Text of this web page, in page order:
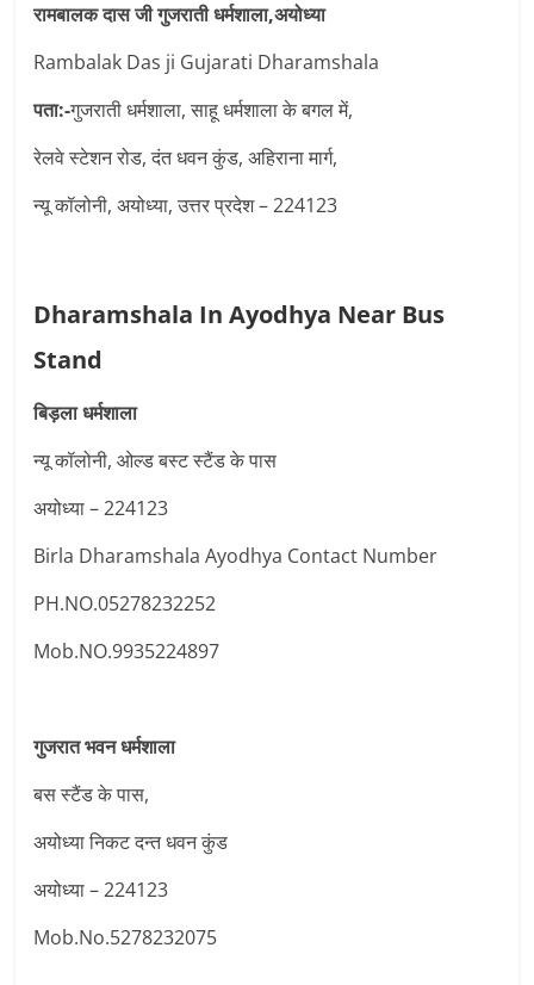
रामबालक दास जी गुजराती धर्मशाला,अयोध्या
Rambalak Das ji Gujarati Dharamshala
पता:-गुजराती धर्मशाला, साहू धर्मशाला के बगल में,
रेलवे स्टेशन रोड, दंत धवन कुंड, अहिराना मार्ग,
न्यू कॉलोनी, अयोध्या, उत्तर प्रदेश – 224123
Dharamshala In Ayodhya Near Bus
Stand
बिड़ला धर्मशाला
न्यू कॉलोनी, ओल्ड बस्ट स्टैंड के पास
अयोध्या – 224123
Birla Dharamshala Ayodhya Contact Number
PH.NO.05278232252
Mob.NO.9935224897
गुजरात भवन धर्मशाला
बस स्टैंड के पास,
अयोध्या निकट दन्त धवन कुंड
अयोध्या – 224123
Mob.No.5278232075